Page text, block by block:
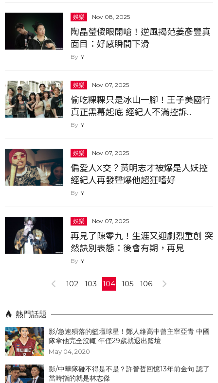
娛樂 Nov 08, 2025
陶晶瑩傻眼開嗆！逆風揭范姜彥豐真
面目：好感瞬間下滑
Y
娛樂 Nov 07, 2025
偷吃粿粿只是冰山一腳！王子美國行
真正黑幕起底 經紀人不滿控訴...
Y
娛樂 Nov 07, 2025
偏愛人X交？黃明志才被爆是人妖控
經紀人再發聲爆他超狂嗜好
Y
娛樂 Nov 07, 2025
再見了陳零九！生涯又迎劇烈重創 突
然訣別表態：後會有期，再見
Y
102 103 104 105 106
熱門話題
影/急速殞落的籃壇球星！鄭人維高中曾主宰亞青 中國
隊拿他完全沒輒 年僅29歲就退出籃壇
May 04, 2020
影/中華隊碰不得是不是？許晉哲回憶13年前金句 認了
當時指的就是林志傑